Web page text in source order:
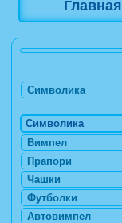
Главная
Символика
Символика
Вимпел
Прапори
Чашки
Футболки
Автовимпел